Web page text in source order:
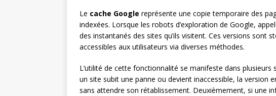
Le cache Google représente une copie temporaire des
indexées. Lorsque les robots d’exploration de Google,
des instantanés des sites qu’ils visitent. Ces versions sont
accessibles aux utilisateurs via diverses méthodes.
L’utilité de cette fonctionnalité se manifeste dans
un site subit une panne ou devient inaccessible, la version
sans attendre son rétablissement. Deuxièmement, si une